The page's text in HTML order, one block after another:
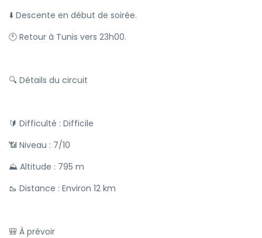
⬇️ Descente en début de soirée.
🕚 Retour à Tunis vers 23h00.
🔍 Détails du circuit
🔰 Difficulté : Difficile
📶 Niveau : 7/10
⛰️ Altitude : 795 m
🥾 Distance : Environ 12 km
🎒 À prévoir